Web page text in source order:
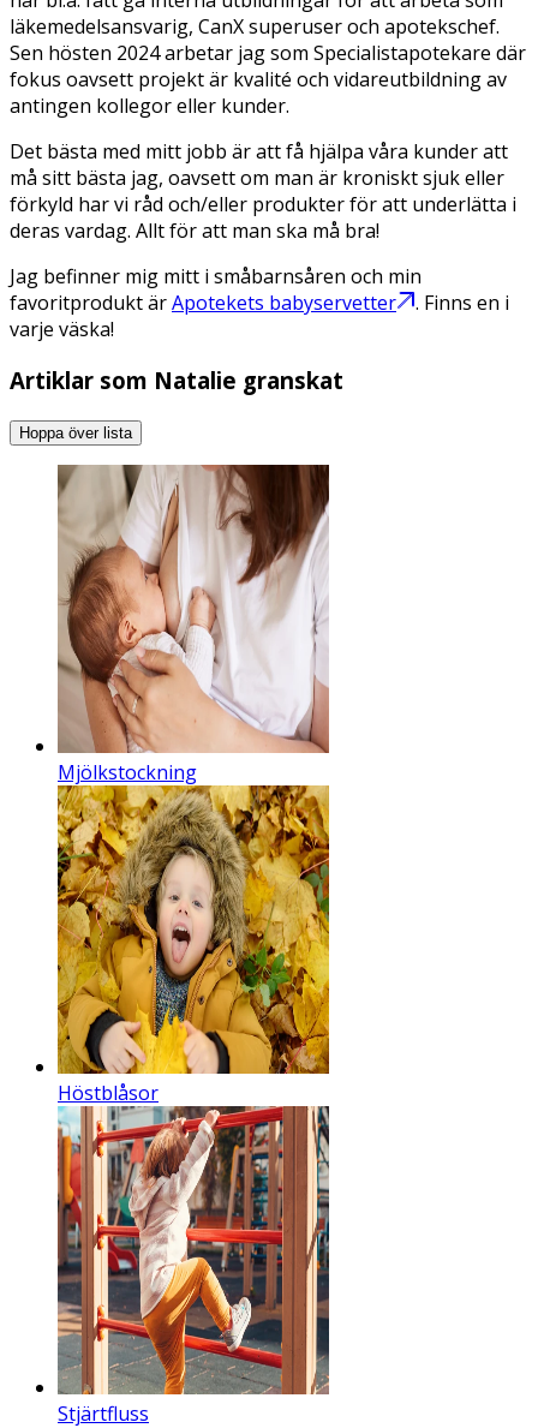
läkemedelsansvarig, CanX superuser och apotekschef.
Sen hösten 2024 arbetar jag som Specialistapotekare där
fokus oavsett projekt är kvalité och vidareutbildning av
antingen kollegor eller kunder.
Det bästa med mitt jobb är att få hjälpa våra kunder att
må sitt bästa jag, oavsett om man är kroniskt sjuk eller
förkyld har vi råd och/eller produkter för att underlätta i
deras vardag. Allt för att man ska må bra!
Jag befinner mig mitt i småbarnsåren och min
favoritprodukt ärApotekets babyservetter
. Finns en i
varje väska!
Artiklar som Natalie granskat
Hoppa över lista
Mjölkstockning
Höstblåsor
Stjärtfluss